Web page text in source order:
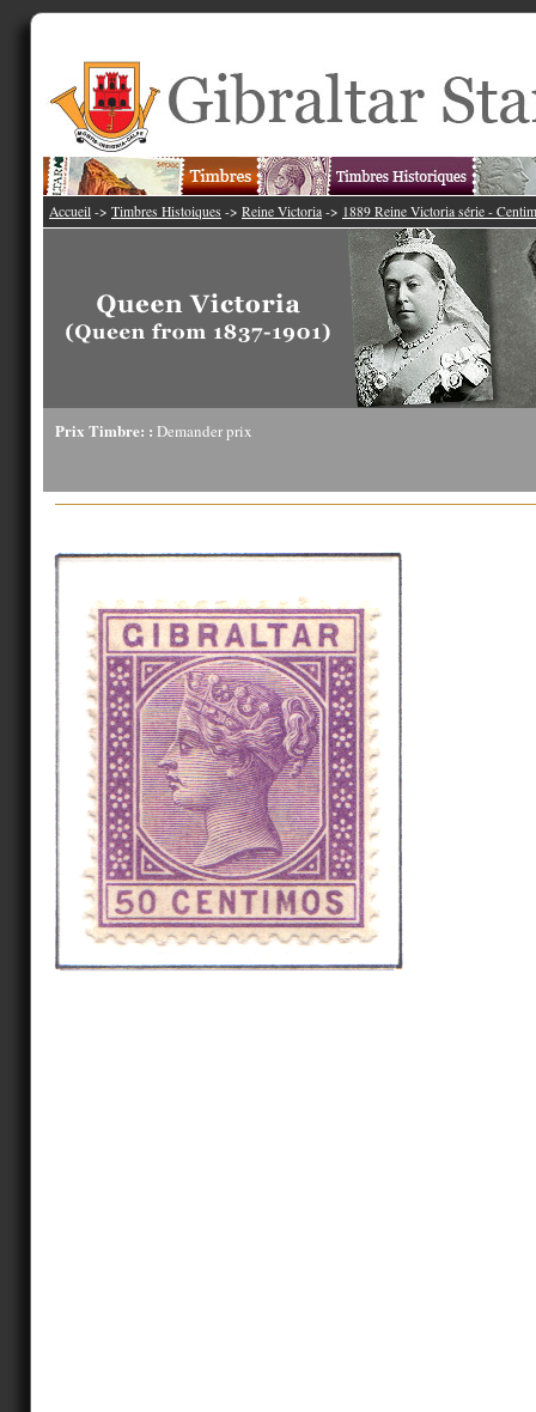
Accueil -> Timbres Histoiques -> Reine Victoria -> 1889 Reine Victoria série -
Prix Timbre: : Demander prix